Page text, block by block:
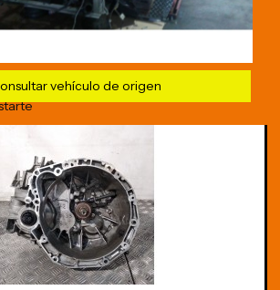
vehículo de origen